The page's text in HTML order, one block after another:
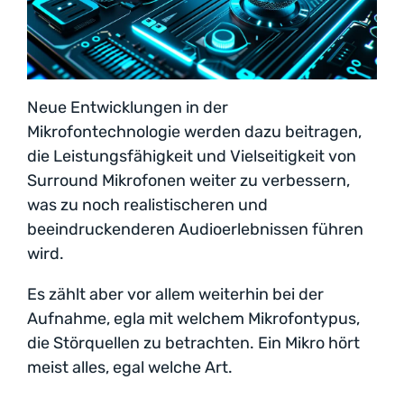
Neue Entwicklungen in der
Mikrofontechnologie werden dazu beitragen,
die Leistungsfähigkeit und Vielseitigkeit von
Surround Mikrofonen weiter zu verbessern,
was zu noch realistischeren und
beeindruckenderen Audioerlebnissen führen
wird.
Es zählt aber vor allem weiterhin bei der
Aufnahme, egla mit welchem Mikrofontypus,
die Störquellen zu betrachten. Ein Mikro hört
meist alles, egal welche Art.